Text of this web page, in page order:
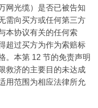
网光缆）是否已被告知
需向买方或任何第三方
本协议有关的任何索
超过买方为作为索赔标
。本第 12 节的免责声明
救济的主要目的未达成
用范围为相应法律所允